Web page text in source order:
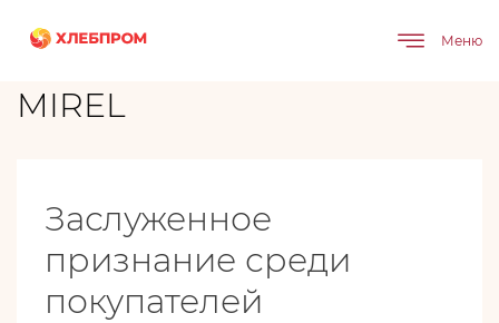
Меню
MIREL
Заслуженное
признание среди
покупателей